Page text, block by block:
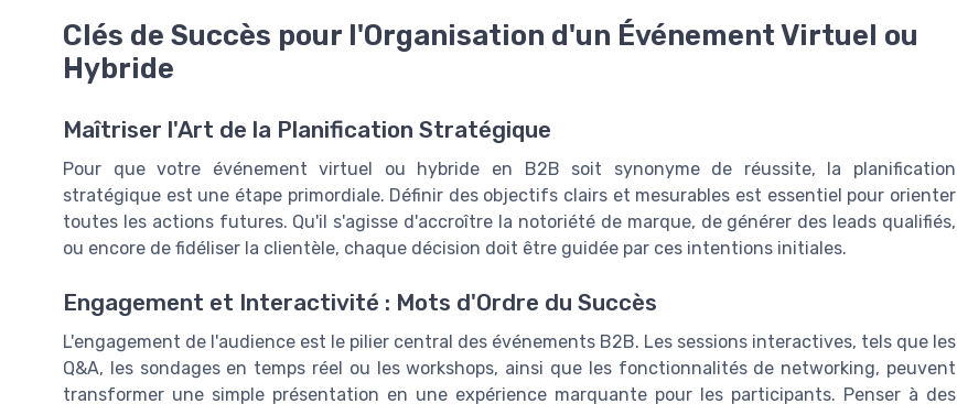
Clés de Succès pour l'Organisation d'un Événement Virtuel ou
Hybride
Maîtriser l'Art de la Planification Stratégique
Pour que votre événement virtuel ou hybride en B2B soit synonyme de réussite, la planification
stratégique est une étape primordiale. Définir des objectifs clairs et mesurables est essentiel pour orienter
toutes les actions futures. Qu'il s'agisse d'accroître la notoriété de marque, de générer des leads qualifiés,
ou encore de fidéliser la clientèle, chaque décision doit être guidée par ces intentions initiales.
Engagement et Interactivité : Mots d'Ordre du Succès
L'engagement de l'audience est le pilier central des événements B2B. Les sessions interactives, tels que les
Q&A, les sondages en temps réel ou les workshops, ainsi que les fonctionnalités de networking, peuvent
transformer une simple présentation en une expérience marquante pour les participants. Penser à des